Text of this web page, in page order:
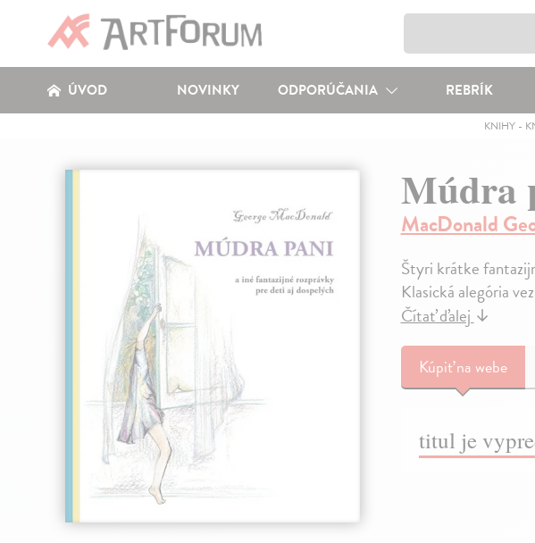
ÚVOD NOVINKY ODPORÚČANIA REBRÍK
KNIHY-
Múdra
MacDonald
Štyri krátke
Klasická alegória
Čítať ďalej↓
Kúpiťna webe
titul je